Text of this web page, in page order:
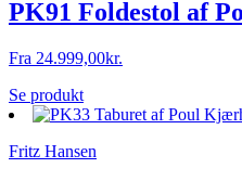
PK91 Foldestol af
Fra 24.999,00kr.
Se produkt
Fritz Hansen